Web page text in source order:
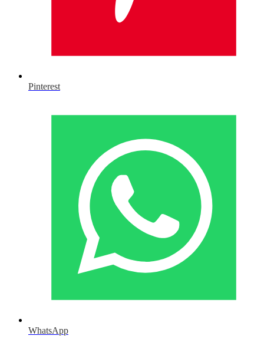
Pinterest
WhatsApp